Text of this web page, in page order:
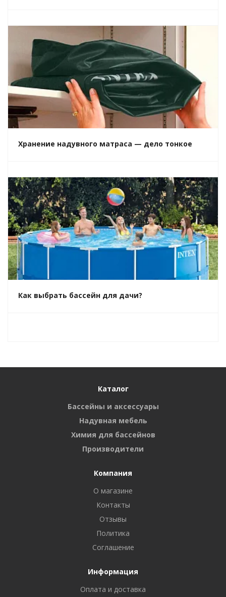
Хранение надувного матраса — дело тонкое
Как выбрать бассейн для дачи?
Каталог
Бассейны и аксессуары
Надувная мебель
Химия для бассейнов
Производители
Компания
О магазине
Контакты
Отзывы
Политика
Соглашение
Информация
Оплата и доставка